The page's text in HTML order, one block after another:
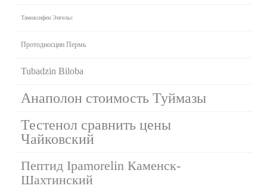
Тамоксифен Энгельс
Протодиосцин Пермь
Tubadzin Biloba
Анаполон стоимость Туймазы
Тестенол сравнить цены
Чайковский
Пептид Ipamorelin Каменск-
Шахтинский